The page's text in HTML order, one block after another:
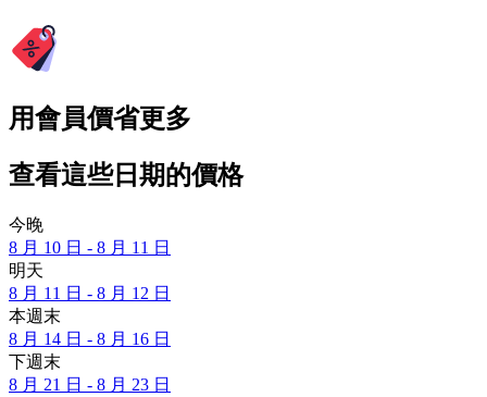
用會員價省更多
查看這些日期的價格
今晚
8 月 10 日 - 8 月 11 日
明天
8 月 11 日 - 8 月 12 日
本週末
8 月 14 日 - 8 月 16 日
下週末
8 月 21 日 - 8 月 23 日